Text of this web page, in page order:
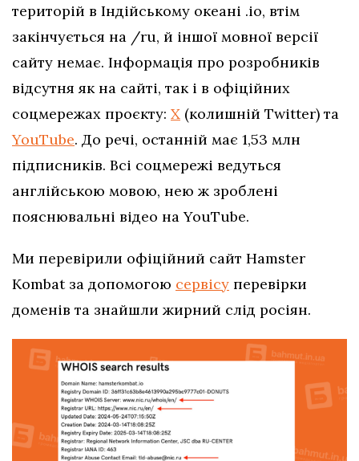
територій в Індійському океані .io, втім
закінчується на /ru, й іншої мовної версії
сайту немає. Інформація про розробників
відсутня як на сайті, так і в офіційних
соцмережах проєкту: Х (колишній Twitter) та
YouTube. До речі, останній має 1,53 млн
підписників. Всі соцмережі ведуться
англійською мовою, нею ж зроблені
пояснювальні відео на YouTube.
Ми перевірили офіційний сайт Hamster
Kombat за допомогою сервісу перевірки
доменів та знайшли жирний слід росіян.